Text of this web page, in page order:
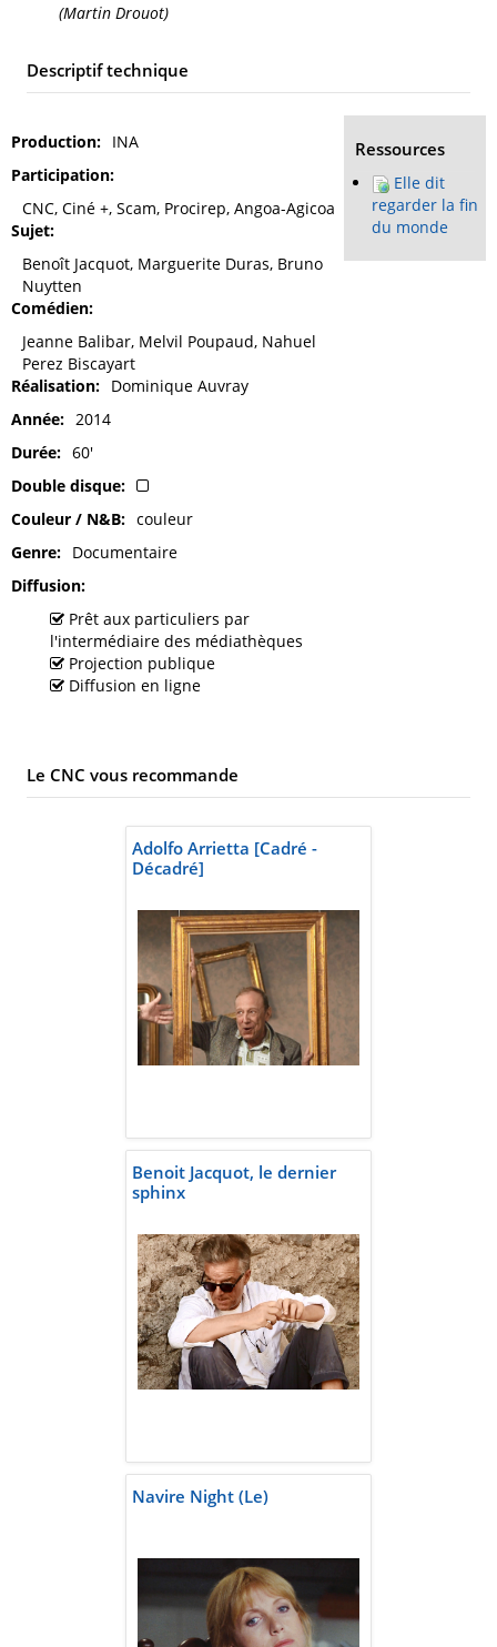
(Martin Drouot)
Descriptif technique
Production
INA
Participation
CNC, Ciné +, Scam, Procirep, Angoa-Agicoa
Sujet
Benoît Jacquot, Marguerite Duras, Bruno
Nuytten
Comédien
Jeanne Balibar, Melvil Poupaud, Nahuel
Perez Biscayart
Réalisation
Dominique Auvray
Année
2014
Durée
60'
Double disque
Couleur / N&B
couleur
Genre
Documentaire
Diffusion
Prêt aux particuliers par
l'intermédiaire des médiathèques
Projection publique
Diffusion en ligne
Ressources
Elle dit
regarder la fin
du monde
Le CNC vous recommande
Adolfo Arrietta [Cadré -
Décadré]
Benoit Jacquot, le dernier
sphinx
Navire Night (Le)